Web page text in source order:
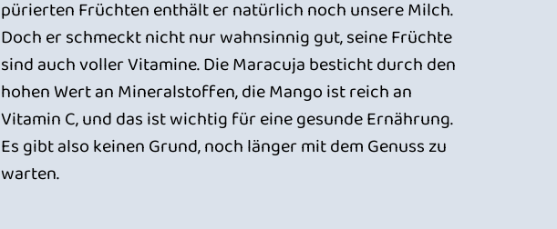
pürierten Früchten enthält er natürlich noch unsere Milch.
Doch er schmeckt nicht nur wahnsinnig gut, seine Früchte
sind auch voller Vitamine. Die Maracuja besticht durch den
hohen Wert an Mineralstoffen, die Mango ist reich an
Vitamin C, und das ist wichtig für eine gesunde Ernährung.
Es gibt also keinen Grund, noch länger mit dem Genuss zu
warten.